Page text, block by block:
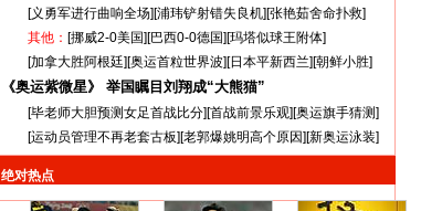
[义勇军进行曲响全场][浦玮铲射错失良机][张艳茹舍命扑救]
其他： [挪威2-0美国][巴西0-0德国][玛塔似球王附体]
[加拿大胜阿根廷][奥运首粒世界波][日本平新西兰][朝鲜小胜]
《奥运紫微星》 举国瞩目刘翔成“大熊猫”
[毕老师大胆预测女足首战比分][首战前景乐观][奥运旗手猜测]
[运动员管理不再老套古板][老郭爆姚明高个原因][新奥运泳装]
绝对热点